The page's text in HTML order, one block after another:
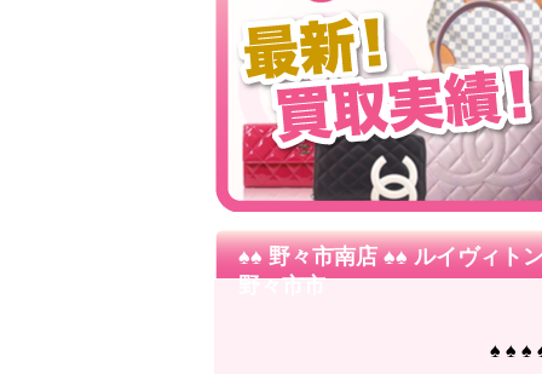
♠♠ 野々市南店 ♠♠ ルイヴィ
野々市市
♠ ♠